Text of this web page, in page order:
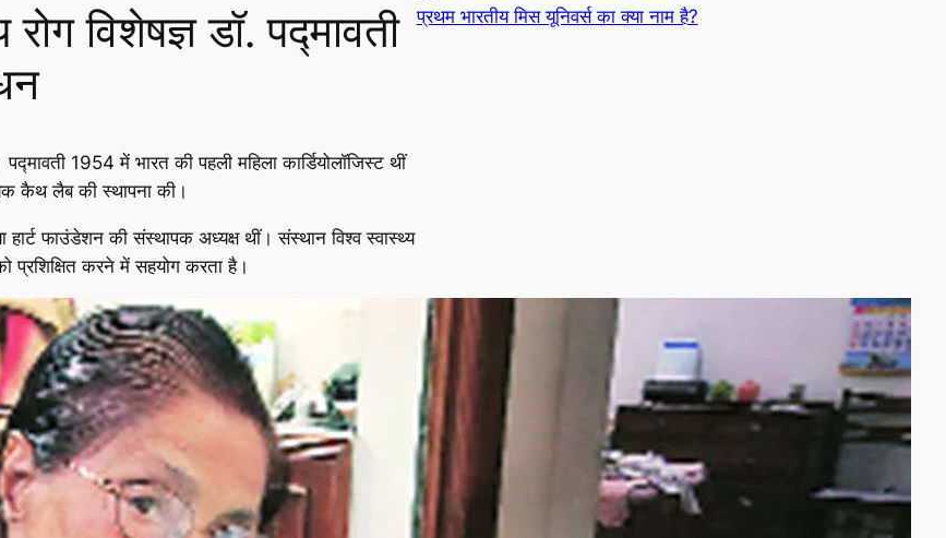
विशेषज्ञ डॉ. पद्मावती
1954 में भारत की पहली महिला कार्डियोलॉजिस्ट थीं
कैथ लैब की स्थापना की।
फाउंडेशन की संस्थापक अध्यक्ष थीं। संस्थान विश्व स्वास्थ्य
प्रशिक्षित करने में सहयोग करता है।
प्रथम भारतीय मिस यूनिवर्स का क्या नाम है?